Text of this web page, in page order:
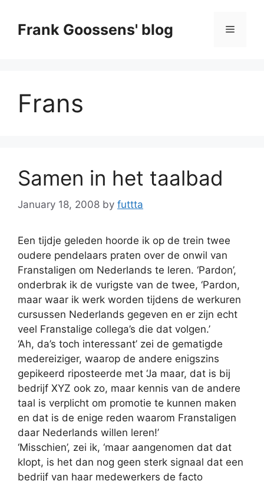
contentFrank Goossens' blog Menu
Frans
Samen in het taalbad
January 18, 2008 by futtta
Een tijdje geleden hoorde ik op de trein twee
oudere pendelaars praten over de onwil van
Franstaligen om Nederlands te leren. ‘Pardon’,
onderbrak ik de vurigste van de twee, ‘Pardon,
maar waar ik werk worden tijdens de werkuren
cursussen Nederlands gegeven en er zijn echt
veel Franstalige collega’s die dat volgen.’
‘Ah, da’s toch interessant’ zei de gematigde
medereiziger, waarop de andere enigszins
gepikeerd riposteerde met ‘Ja maar, dat is bij
bedrijf XYZ ook zo, maar kennis van de andere
taal is verplicht om promotie te kunnen maken
en dat is de enige reden waarom Franstaligen
daar Nederlands willen leren!’
‘Misschien’, zei ik, ‘maar aangenomen dat dat
klopt, is het dan nog geen sterk signaal dat een
bedrijf van haar medewerkers de facto